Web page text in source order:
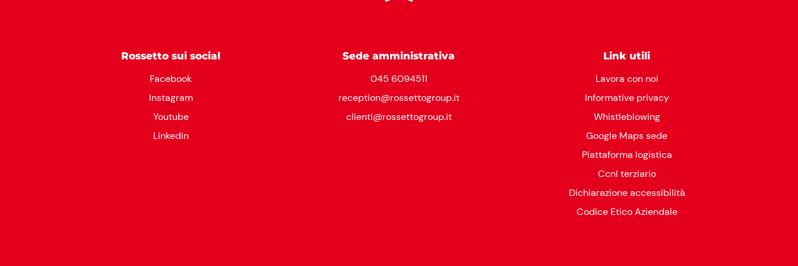
Rossetto sui social
Facebook
Instagram
Youtube
Linkedin
Sede amministrativa
045 6094511
reception@rossettogroup.it
clienti@rossettogroup.it
Link utili
Lavora con noi
Informative privacy
Whistleblowing
Google Maps sede
Piattaforma logistica
Ccnl terziario
Dichiarazione accessibilità
Codice Etico Aziendale